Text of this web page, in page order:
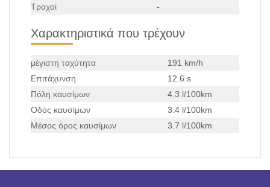
Τροχοί
-
Χαρακτηριστικά που τρέχουν
μέγιστη ταχύτητα
191 km/h
Επιτάχυνση
12.6 s
Πόλη καυσίμων
4.3 l/100km
Οδός καυσίμων
3.4 l/100km
Μέσος όρος καυσίμων
3.7 l/100km